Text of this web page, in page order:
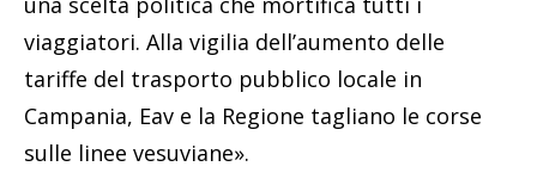
viaggiatori. Alla vigilia dell’aumento delle
tariffe del trasporto pubblico locale in
Campania, Eav e la Regione tagliano le corse
sulle linee vesuviane».